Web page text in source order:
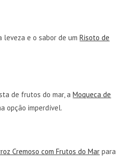
leveza e o sabor de umRisoto de
de frutos do mar, aMoqueca de
opção imperdível.
Cremoso com Frutos do Mar para